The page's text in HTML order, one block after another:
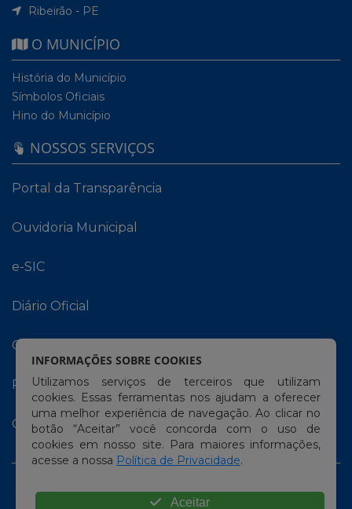
Ribeirão - PE
O MUNICÍPIO
História do Município
Símbolos Oficiais
Hino do Município
NOSSOS SERVIÇOS
Portal da Transparência
Ouvidoria Municipal
e-SIC
Diário Oficial
Carta de Serviços
Portal do Contribuinte
Contracheque Online
INFORMAÇÕES SOBRE COOKIES
Utilizamos serviços de terceiros que utilizam
cookies. Essas ferramentas nos ajudam a oferecer
uma melhor experiência de navegação. Ao clicar no
botão “Aceitar” você concorda com o uso de
cookies em nosso site. Para maiores informações,
acesse a nossa Política de Privacidade.
Aceitar